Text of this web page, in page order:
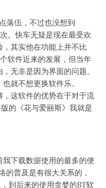
落伍，不过也没想到
。快车无疑是现在最受欢
其实他在功能上并不比
软件近来的发展，但当年
无非是因为界面的问题。
就不想更换软件乐。
这软件的优势在于对于流
的《花与爱丽斯》我就是
下载数据使用的最多的便
的普及是有很大关系的，
到后来的使用贪婪的BT软